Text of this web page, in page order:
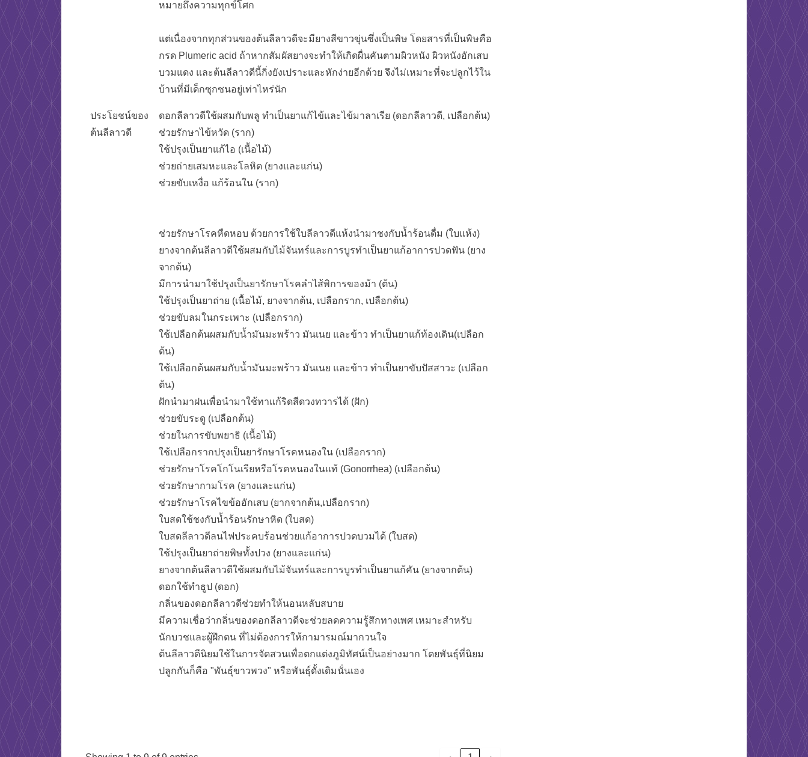
หมายถึงความทุกข์โศก
แต่เนื่องจากทุกส่วนของต้นลีลาวดีจะมียางสีขาวขุ่นซึ่งเป็นพิษ โดยสารที่เป็นพิษคือ
กรด Plumeric acid ถ้าหากสัมผัสยางจะทำให้เกิดผื่นคันตามผิวหนัง ผิวหนังอักเสบ
บวมแดง และต้นลีลาวดีนี้กิ่งยังเปราะและหักง่ายอีกด้วย จึงไม่เหมาะที่จะปลูกไว้ใน
บ้านที่มีเด็กซุกซนอยู่เท่าไหร่นัก
ประโยชน์ของ
ต้นลีลาวดี
ดอกลีลาวดีใช้ผสมกับพลู ทำเป็นยาแก้ไข้และไข้มาลาเรีย (ดอกลีลาวดี, เปลือกต้น)
ช่วยรักษาไข้หวัด (ราก)
ใช้ปรุงเป็นยาแก้ไอ (เนื้อไม้)
ช่วยถ่ายเสมหะและโลหิต (ยางและแก่น)
ช่วยขับเหงื่อ แก้ร้อนใน (ราก)
ช่วยรักษาโรคหืดหอบ ด้วยการใช้ใบลีลาวดีแห้งนำมาชงกับน้ำร้อนดื่ม (ใบแห้ง)
ยางจากต้นลีลาวดีใช้ผสมกับไม้จันทร์และการบูรทำเป็นยาแก้อาการปวดฟัน (ยาง
จากต้น)
มีการนำมาใช้ปรุงเป็นยารักษาโรคลำไส้พิการของม้า (ต้น)
ใช้ปรุงเป็นยาถ่าย (เนื้อไม้, ยางจากต้น, เปลือกราก, เปลือกต้น)
ช่วยขับลมในกระเพาะ (เปลือกราก)
ใช้เปลือกต้นผสมกับน้ำมันมะพร้าว มันเนย และข้าว ทำเป็นยาแก้ท้องเดิน(เปลือก
ต้น)
ใช้เปลือกต้นผสมกับน้ำมันมะพร้าว มันเนย และข้าว ทำเป็นยาขับปัสสาวะ (เปลือก
ต้น)
ฝักนำมาฝนเพื่อนำมาใช้ทาแก้ริดสีดวงทวารได้ (ฝัก)
ช่วยขับระดู (เปลือกต้น)
ช่วยในการขับพยาธิ (เนื้อไม้)
ใช้เปลือกรากปรุงเป็นยารักษาโรคหนองใน (เปลือกราก)
ช่วยรักษาโรคโกโนเรียหรือโรคหนองในแท้ (Gonorrhea) (เปลือกต้น)
ช่วยรักษากามโรค (ยางและแก่น)
ช่วยรักษาโรคไขข้ออักเสบ (ยากจากต้น,เปลือกราก)
ใบสดใช้ชงกับน้ำร้อนรักษาหิด (ใบสด)
ใบสดลีลาวดีลนไฟประคบร้อนช่วยแก้อาการปวดบวมได้ (ใบสด)
ใช้ปรุงเป็นยาถ่ายพิษทั้งปวง (ยางและแก่น)
ยางจากต้นลีลาวดีใช้ผสมกับไม้จันทร์และการบูรทำเป็นยาแก้คัน (ยางจากต้น)
ดอกใช้ทำธูป (ดอก)
กลิ่นของดอกลีลาวดีช่วยทำให้นอนหลับสบาย
มีความเชื่อว่ากลิ่นของดอกลีลาวดีจะช่วยลดความรู้สึกทางเพศ เหมาะสำหรับ
นักบวชและผู้ฝึกตน ที่ไม่ต้องการให้กามารมณ์มากวนใจ
ต้นลีลาวดีนิยมใช้ในการจัดสวนเพื่อตกแต่งภูมิทัศน์เป็นอย่างมาก โดยพันธุ์ที่นิยม
ปลูกกันก็คือ "พันธุ์ขาวพวง" หรือพันธุ์ดั้งเดิมนั่นเอง